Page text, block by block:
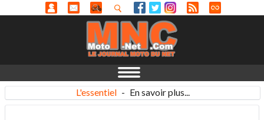
L'essentiel - En savoir plus...